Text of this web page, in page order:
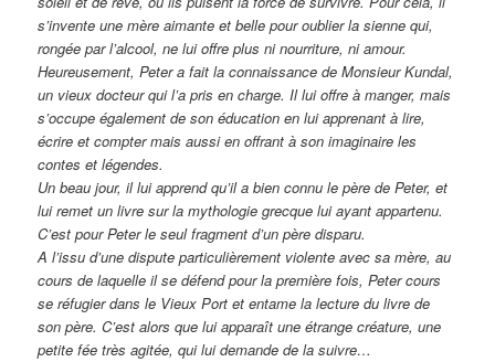
s’invente une mère aimante et belle pour oublier la sienne qui,
rongée par l’alcool, ne lui offre plus ni nourriture, ni amour.
Heureusement, Peter a fait la connaissance de Monsieur Kundal,
un vieux docteur qui l’a pris en charge. Il lui offre à manger, mais
s’occupe également de son éducation en lui apprenant à lire,
écrire et compter mais aussi en offrant à son imaginaire les
contes et légendes.
Un beau jour, il lui apprend qu’il a bien connu le père de Peter, et
lui remet un livre sur la mythologie grecque lui ayant appartenu.
C’est pour Peter le seul fragment d’un père disparu.
A l’issu d’une dispute particulièrement violente avec sa mère, au
cours de laquelle il se défend pour la première fois, Peter cours
se réfugier dans le Vieux Port et entame la lecture du livre de
son père. C’est alors que lui apparaît une étrange créature, une
petite fée très agitée, qui lui demande de la suivre…